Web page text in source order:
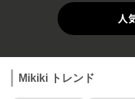
人
Mikiki トレンド